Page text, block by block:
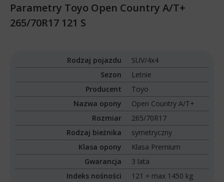
Parametry Toyo Open Country A/T+
265/70R17 121 S
Rodzaj pojazdu
SUV/4x4
Sezon
Letnie
Producent
Toyo
Nazwa opony
Open Country A/T+
Rozmiar
265/70R17
Rodzaj bieżnika
symetryczny
Klasa opony
Klasa Premium
Gwarancja
3 lata
Indeks nośności
121 = max 1450 kg